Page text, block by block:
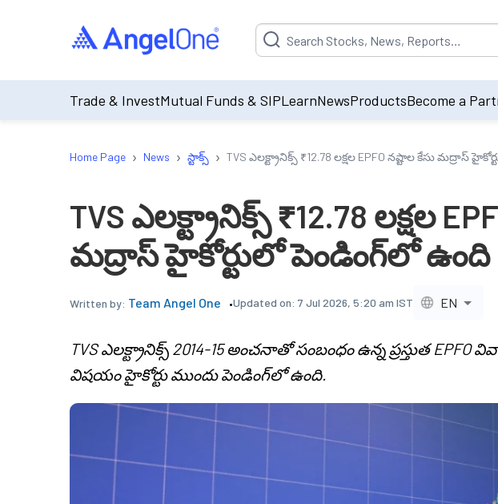
Suggestion will be populated by default on
Trade & InvestMutual Funds & SIPLearnNewsProductsBecome a
Home Page › News › స్టాక్స్ › TVS ఎలక్ట్రానిక్స్ ₹12.78 లక్షల EPFO నష్టాల కేసు మద్రాస్
TVS ఎలక్ట్రానిక్స్ ₹12.78 లక్షల
మద్రాస్ హైకోర్టులో పెండింగ్‌లో ఉంది
Written by: Team Angel One Updated on: 7 Jul 2026, 5:20 am IST EN
TVS ఎలక్ట్రానిక్స్ 2014-15 అంచనాతో సంబంధం ఉన్న ప్రస్తుత EPFO
విషయం హైకోర్టు ముందు పెండింగ్‌లో ఉంది.